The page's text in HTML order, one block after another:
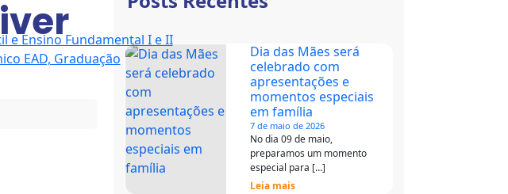
e Ensino Fundamental I e II
EAD, Graduação
Dia das Mães será
celebrado com
apresentações e
momentos especiais
em família
7 de maio de 2026
No dia 09 de maio,
preparamos um momento
especial para […]
Leia mais